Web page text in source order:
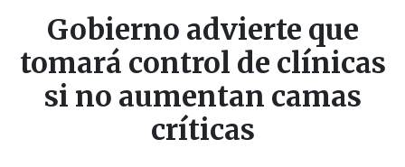
Gobierno advierte que
tomará control de clínicas
si no aumentan camas
críticas